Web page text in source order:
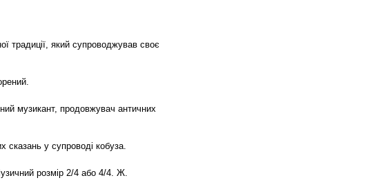
традиції, який супроводжував своє
музикант, продовжувач античних
сказань у супроводі кобуза.
розмір 2/4 або 4/4. Ж.